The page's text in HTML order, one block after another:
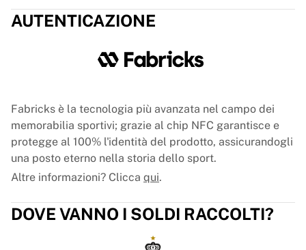
Team Liquid
Come funziona
Autenticazione della maglia
AUTENTICAZIONE
Fabricks è la tecnologia più avanzata nel campo dei
memorabilia sportivi; grazie al chip NFC garantisce e
protegge al 100% l'identità del prodotto, assicurandogli
una posto eterno nella storia dello sport.
Altre informazioni? Clicca qui.
DOVE VANNO I SOLDI RACCOLTI?